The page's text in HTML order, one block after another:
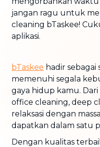
jangan ragu untuk
cleaning bTaskee!
aplikasi.
bTaskee hadir
memenuhi segala
gaya hidup kamu.
office cleaning, deep
relaksasi dengan
dapatkan dalam satu
Dengan kualitas